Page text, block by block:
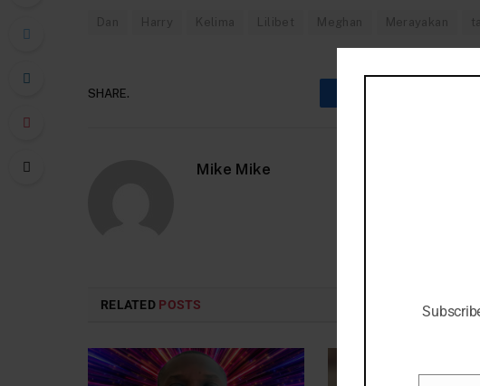
Dan Harry Kelima Lilibet Meghan Merayakan
SHARE.
Mike Mike
RELATED POSTS